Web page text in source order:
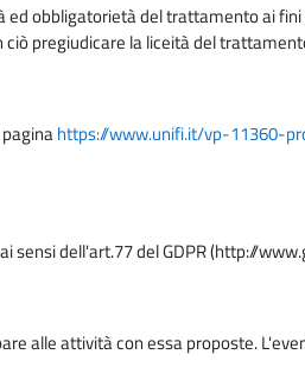
obbligatorietà del trattamento ai
pregiudicare la liceità del
https://www.unifi.it/vp-11360-
sensi dell'art.77 del GDPR (http://
alle attività con essa proposte.